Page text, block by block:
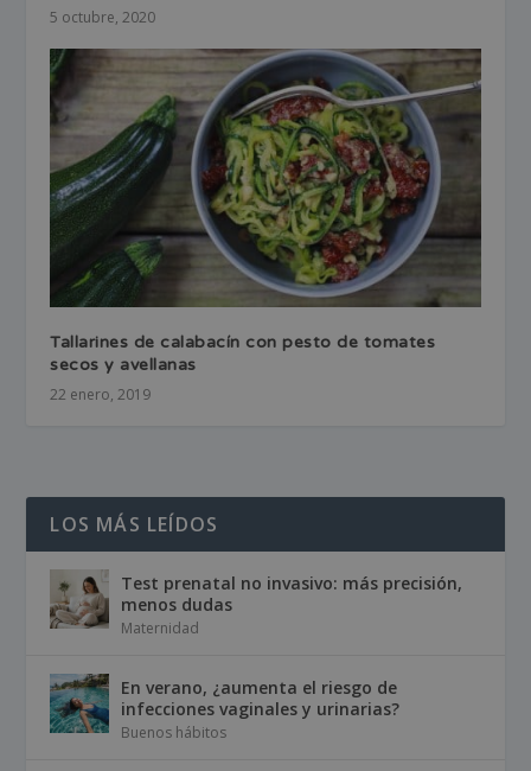
5 octubre, 2020
Tallarines de calabacín con pesto de tomates
secos y avellanas
22 enero, 2019
LOS MÁS LEÍDOS
Test prenatal no invasivo: más precisión,
menos dudas
Maternidad
En verano, ¿aumenta el riesgo de
infecciones vaginales y urinarias?
Buenos hábitos